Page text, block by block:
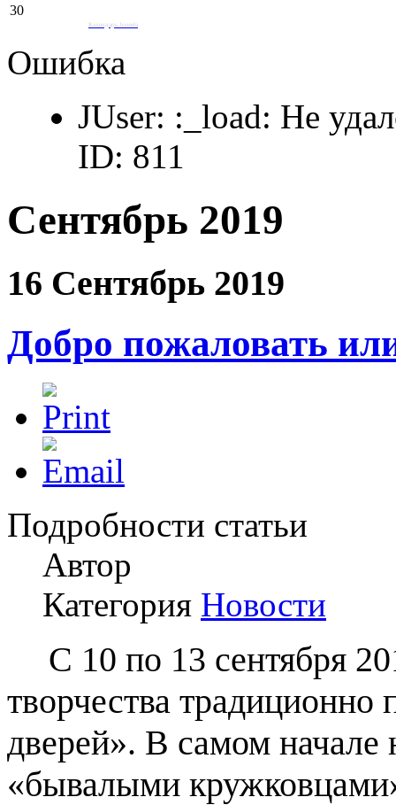
30
Календарь Joomla
Ошибка
JUser: :_load: Не
ID: 811
Сентябрь 2019
16 Сентябрь 2019
Добро пожаловать
Подробности статьи
Автор
Категория Новости
С 10 по 13 сентября
творчества
дверей». В самом начале
«бывалыми